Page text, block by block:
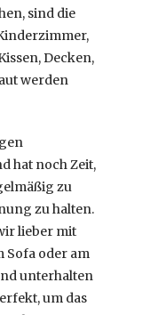
sind die
Decken,
werden
hat noch Zeit,
zu
zu halten.
lieber mit
Sofa oder am
unterhalten
um das